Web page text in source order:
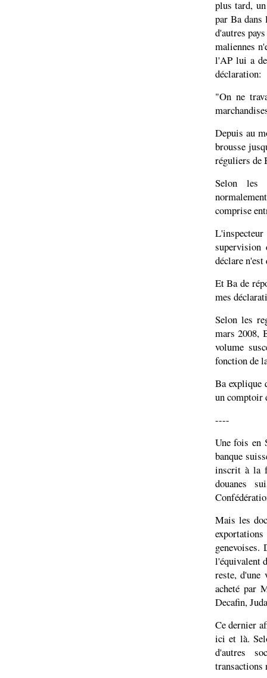
plus tard,
par Ba dans
d'autres
maliennes
l'AP lui a
déclaration:
"On ne
Depuis au
brousse
réguliers de
Selon les
comprise
déclare
Et Ba de
mes
Selon les
mars 2008,
volume
fonction de
Ba explique
un comptoir
----
Une fois en
banque
inscrit à la
douanes
Mais les
l'équivalent
reste,
acheté par
Decafin,
Ce dernier
ici et là.
d'autres
transactions